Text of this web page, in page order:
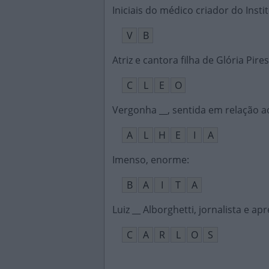
Iniciais do médico criador do
V
B
Atriz e cantora filha de Glória Pires
C
L E
O
Vergonha __, sentida em relação
A
L H E I
A
Imenso, enorme:
B
A I T
A
Luiz __ Alborghetti, jornalista e
C
A R L O S